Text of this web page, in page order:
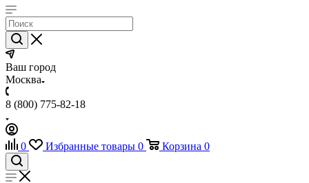
Ваш город
Москва
8 (800) 775-82-18
0 Избранные товары 0 Корзина 0